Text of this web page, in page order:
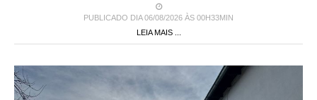
PUBLICADO DIA 06/08/2026 ÀS 00H33MIN
LEIA MAIS ...